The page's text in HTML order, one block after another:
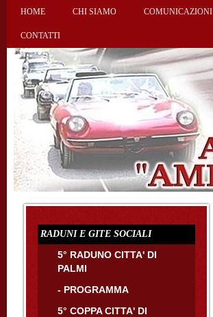
HOME CHI SIAMO COMUNICAZIONI
CONTATTI
RADUNI E GITE SOCIALI
5° RADUNO CITTA' DI
PALMI
- PROGRAMMA
5° COPPA CITTA' DI